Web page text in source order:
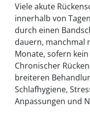
Viele akute
innerhalb von
durch einen
dauern, manchmal
Monate, sofern
Chronischer
breiteren
Schlafhygiene,
Anpassungen und